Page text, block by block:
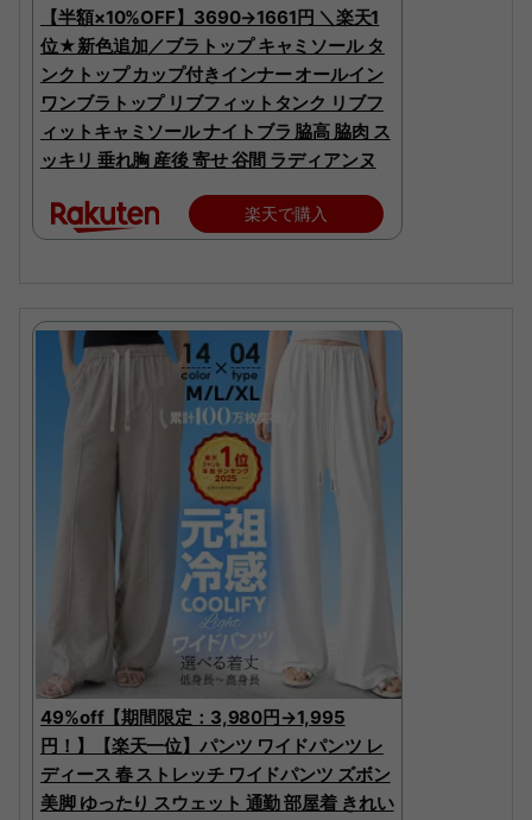
【半額×10%OFF】3690→1661円 ＼楽天1
位★新色追加／ブラトップ キャミソール タ
ンクトップ カップ付きインナー オールイン
ワンブラトップ リブフィットタンク リブフ
ィットキャミソール ナイトブラ 脇高 脇肉 ス
ッキリ 垂れ胸 産後 寄せ 谷間 ラディアンヌ
楽天で購入
49%off【期間限定：3,980円→1,995
円！】【楽天一位】パンツ ワイドパンツ レ
ディース 春 ストレッチ ワイドパンツ ズボン
美脚 ゆったり スウェット 通勤 部屋着 きれい